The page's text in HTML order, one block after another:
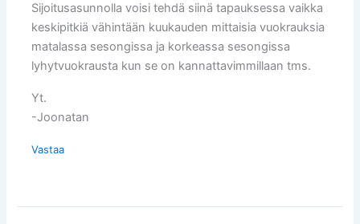
Sijoitusasunnolla voisi tehdä siinä tapauksessa vaikka
keskipitkiä vähintään kuukauden mittaisia vuokrauksia
matalassa sesongissa ja korkeassa sesongissa
lyhytvuokrausta kun se on kannattavimmillaan tms.
Yt.
-Joonatan
Vastaa